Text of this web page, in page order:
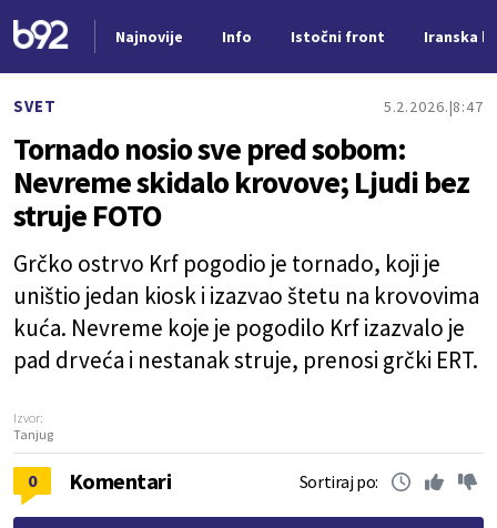
Najnovije Info Istočni front Iranska
SVET 5.2.2026. 8:47
Tornado nosio sve pred sobom:
Nevreme skidalo krovove; Ljudi bez
struje FOTO
Grčko ostrvo Krf pogodio je tornado, koji je
uništio jedan kiosk i izazvao štetu na krovovima
kuća. Nevreme koje je pogodilo Krf izazvalo je
pad drveća i nestanak struje, prenosi grčki ERT.
Izvor:
Tanjug
0 Komentari Sortiraj po: